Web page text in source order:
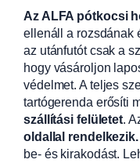
Az ALFA pótkocsi
ellenáll a rozsdának
az utánfutót csak a
hogy vásároljon
védelmet. A teljes
tartógerenda erősíti
szállítási felületet.
oldallal rendelkezik.
be- és kirakodást.